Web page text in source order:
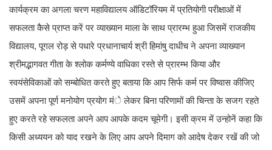
कार्यक्रम का अगला चरण महाविद्यालय ऑडिटॉरियम में प्रतियोगी परीक्षाओं में
सफलता कैसे प्राप्त करें पर व्याख्यान माला के साथ प्रारम्भ हुआ जिसमें राजकीय
विद्यालय, पूगल रोड़ से पधारे प्रधानाचार्य श्री हिमांषु दाधीच ने अपना व्याख्यान
श्रीमद्भागवत गीता के श्लोक कर्मण्ये वाधिका रस्ते से प्रारम्भ किया और
स्वयंसेविकाओं को सम्बोधित करते हुए बताया कि आप सिर्फ कर्म पर विष्वास कीजिए
उसमें अपना पूर्ण मनोयोग प्रयोग मंे लेकर बिना परिणामों की चिन्ता के सजग रहते
हुए करते रहे सफलता अपने आप आपके कदम चूमेगी। इसी क्रम में उन्होनें कहा कि
किसी अध्ययन को याद रखने के लिए आप अपने दिमाग को आदेष देकर रखें की जो